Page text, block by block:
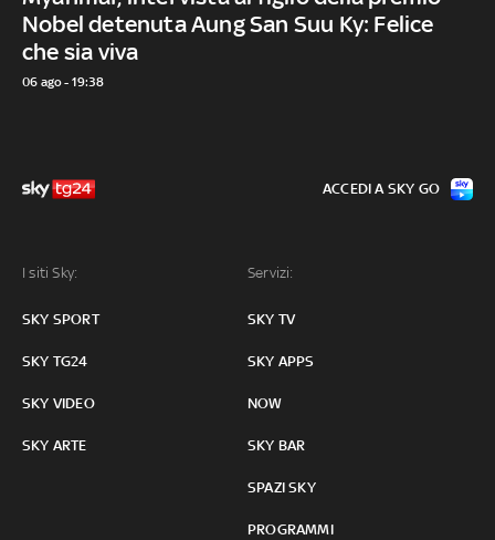
Nobel detenuta Aung San Suu Ky: Felice
che sia viva
06 ago - 19:38
I siti Sky:
SKY SPORT
SKY TG24
SKY VIDEO
SKY ARTE
Servizi:
SKY TV
SKY APPS
NOW
SKY BAR
SPAZI SKY
PROGRAMMI
ACCEDI A SKY GO